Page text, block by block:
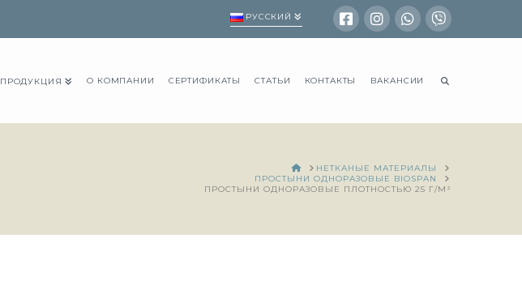
ПРОДУКЦИЯ О КОМПАНИИ СЕРТИФИКАТЫ СТАТЬИ КОНТАКТЫ
РУССКИЙ
ВАКАНСИИ
HOMEНЕТКАНЫЕ МАТЕРИАЛЫ
ПРОСТЫНИ ОДНОРАЗОВЫЕ BIOSPAN
ПРОСТЫНИ ОДНОРАЗОВЫЕ ПЛОТНОСТЬЮ 25 Г/М²